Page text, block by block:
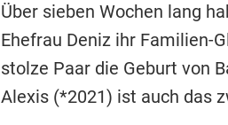
Über sieben Wochen lang
Ehefrau Deniz ihr Familien-
stolze Paar die Geburt von
Alexis (*2021) ist auch das